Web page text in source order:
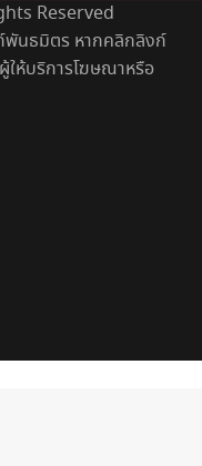
Reserved
พันธมิตร หากคลิกลิงก์
ให้บริการโฆษณาหรือ